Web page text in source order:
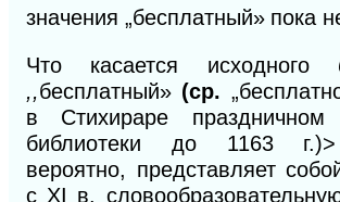
значения „бесплатный» пока
Что касается исходного
,,бесплатный» (ср.
в Стихираре праздничном
библиотеки до 1163
вероятно, представляет
с XI в. словооб